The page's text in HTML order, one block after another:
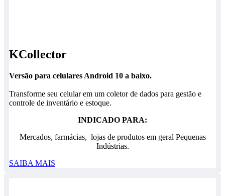
KCollector
Versão para celulares Android 10 a baixo.
Transforme seu celular em um coletor de dados para gestão e
controle de inventário e estoque.
INDICADO PARA:
Mercados, farmácias, lojas de produtos em geral Pequenas
Indústrias.
SAIBA MAIS